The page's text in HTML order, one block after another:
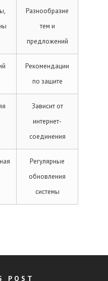
Разнообразие
тем и
предложений
Рекомендации
по защите
Зависит от
интернет-
соединения
Регулярные
обновления
системы
POST